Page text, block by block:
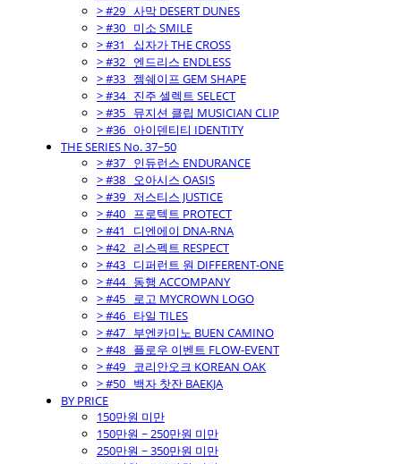
> #29_ 사막 DESERT DUNES
> #30_ 미소 SMILE
> #31_ 십자가 THE CROSS
> #32_ 엔드리스 ENDLESS
> #33_ 젬쉐이프 GEM SHAPE
> #34_ 진주 셀렉트 SELECT
> #35_ 뮤지션 클립 MUSICIAN CLIP
> #36_ 아이덴티티 IDENTITY
THE SERIES No. 37~50
> #37_ 인듀런스 ENDURANCE
> #38_ 오아시스 OASIS
> #39_ 저스티스 JUSTICE
> #40_ 프로텍트 PROTECT
> #41_ 디엔에이 DNA-RNA
> #42_ 리스펙트 RESPECT
> #43_ 디퍼런트 원 DIFFERENT-ONE
> #44_ 동행 ACCOMPANY
> #45_ 로고 MYCROWN LOGO
> #46_ 타일 TILES
> #47_ 부엔카미노 BUEN CAMINO
> #48_ 플로우 이벤트 FLOW-EVENT
> #49_ 코리안오크 KOREAN OAK
> #50_ 백자 찻잔 BAEKJA
BY PRICE
150만원 미만
150만원 ~ 250만원 미만
250만원 ~ 350만원 미만